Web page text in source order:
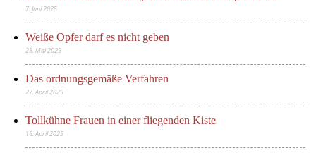
7. Juni 2025
Weiße Opfer darf es nicht geben
28. Mai 2025
Das ordnungsgemäße Verfahren
27. April 2025
Tollkühne Frauen in einer fliegenden Kiste
16. April 2025